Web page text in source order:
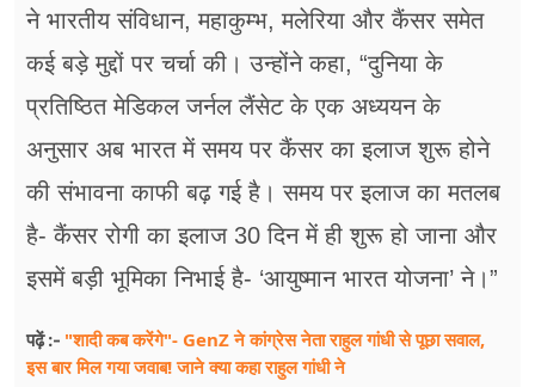
ने भारतीय संविधान, महाकुम्भ, मलेरिया और कैंसर समेत
कई बड़े मुद्दों पर चर्चा की। उन्होंने कहा, “दुनिया के
प्रतिष्ठित मेडिकल जर्नल लैंसेट के एक अध्ययन के
अनुसार अब भारत में समय पर कैंसर का इलाज शुरू होने
की संभावना काफी बढ़ गई है। समय पर इलाज का मतलब
है- कैंसर रोगी का इलाज 30 दिन में ही शुरू हो जाना और
इसमें बड़ी भूमिका निभाई है- ‘आयुष्मान भारत योजना’ ने।”
पढ़ें :- "शादी कब करेंगे"- GenZ ने कांग्रेस नेता राहुल गांधी से पूछा सवाल,
इस बार मिल गया जवाब! जाने क्या कहा राहुल गांधी ने